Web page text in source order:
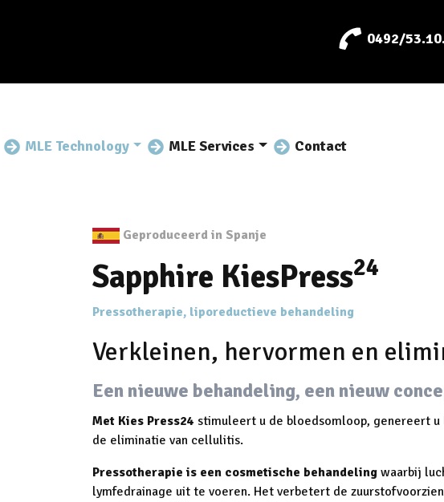
0492/
MLE Technology MLE Services Contact
Geproduceerd in Spanje
Sapphire KiesPress24
Pressotherapie, liporeductieve behandeling
Verkleinen, hervormen en
Een nieuwe behandeling, een nieuw
Met Kies Press24 stimuleert u de bloedsomloop, genereert u
de eliminatie van cellulitis.
Pressotherapie is een cosmetische behandelingwaarbij
lymfedrainage uit te voeren. Het verbetert de